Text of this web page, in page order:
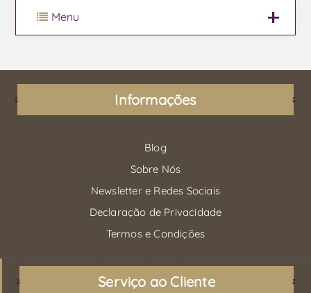
Menu
Informações
Blog
Sobre Nós
Newsletter e Redes Sociais
Declaração de Privacidade
Termos e Condições
Serviço ao Cliente